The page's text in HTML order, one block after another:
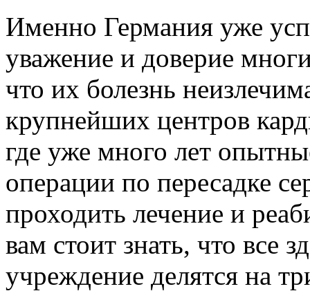
Именно Германия уже
уважение и доверие
что их болезнь
крупнейших центров
где уже много лет
операции по пересадке
проходить лечение и
вам стоит знать, что все
учреждение делятся на